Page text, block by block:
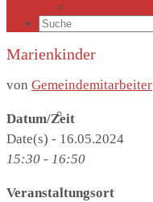
Gemeindeleben
Suche
Marienkinder
von Gemeindemitarbeiter
Datum/Zeit
Date(s) - 16.05.2024
15:30 - 16:50
Veranstaltungsort